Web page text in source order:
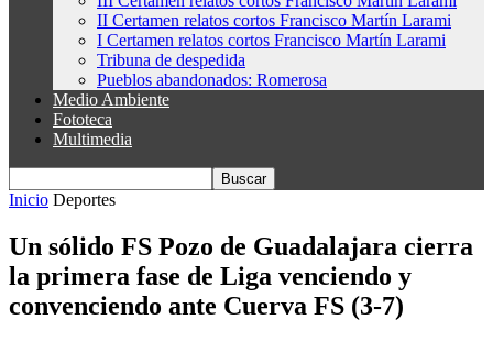
II Certamen relatos cortos Francisco Martín Larami
I Certamen relatos cortos Francisco Martín Larami
Tribuna de despedida
Pueblos abandonados: Romerosa
Medio Ambiente
Fototeca
Multimedia
Inicio Deportes
Un sólido FS Pozo de Guadalajara cierra
la primera fase de Liga venciendo y
convenciendo ante Cuerva FS (3-7)